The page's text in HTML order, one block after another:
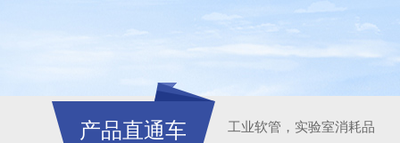
产品直通车 工业软管，实验室消耗品